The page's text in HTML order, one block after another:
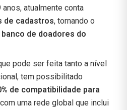
anos, atualmente conta
de cadastros, tornando o
de doadores do
pode ser feita tanto a nível
tem possibilitado
de compatibilidade para
uma rede global que inclui